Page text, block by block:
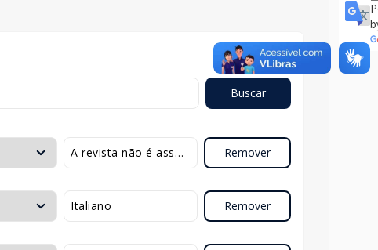
Buscar
Remover
Remover